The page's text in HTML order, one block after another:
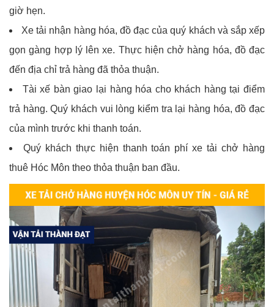
giờ hẹn.
Xe tải nhận hàng hóa, đồ đạc của quý khách và sắp xếp
gọn gàng hợp lý lên xe. Thực hiện chở hàng hóa, đồ đạc
đến địa chỉ trả hàng đã thỏa thuận.
Tài xế bàn giao lại hàng hóa cho khách hàng tại điểm
trả hàng. Quý khách vui lòng kiểm tra lại hàng hóa, đồ đạc
của mình trước khi thanh toán.
Quý khách thực hiện thanh toán phí xe tải chở hàng
thuê Hóc Môn theo thỏa thuận ban đầu.